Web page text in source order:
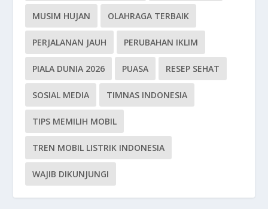
MUSIM HUJAN OLAHRAGA TERBAIK
PERJALANAN JAUH PERUBAHAN IKLIM
PIALA DUNIA 2026 PUASA RESEP SEHAT
SOSIAL MEDIA TIMNAS INDONESIA
TIPS MEMILIH MOBIL
TREN MOBIL LISTRIK INDONESIA
WAJIB DIKUNJUNGI